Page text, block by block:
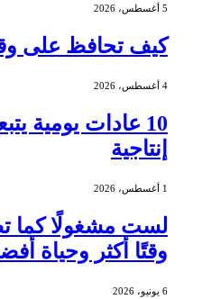
5 أغسطس، 2026
كيف تحافظ على
4 أغسطس، 2026
10 عادات يومية
إنتاجية
1 أغسطس، 2026
وقتًا أكثر وحياة
6 يونيو، 2026